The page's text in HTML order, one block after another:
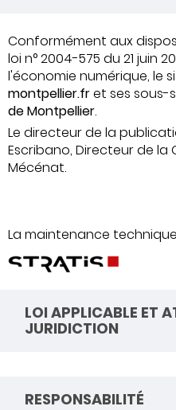
Conformément aux
loi n° 2004-575 du 21 juin
l'économie numérique, le
montpellier.fret ses sous-
de Montpellier.
Le directeur de la
Escribano, Directeur de
Mécénat.
La maintenance
LOI APPLICABLE ET
JURIDICTION
RESPONSABILITÉ